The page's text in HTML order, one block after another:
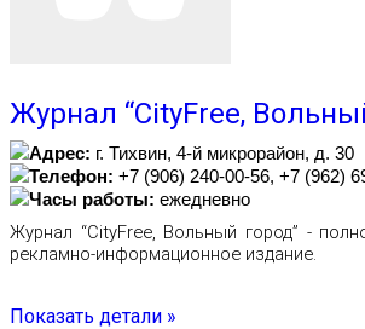
Журнал “CityFree,
Адрес: г. Тихвин, 4-й микрорайон, д. 30
Телефон: +7 (906) 240-00-56, +7 (962)
Часы работы: ежедневно
Журнал “CityFree, Вольный город” -
рекламно-информационное издание.
Показать детали »